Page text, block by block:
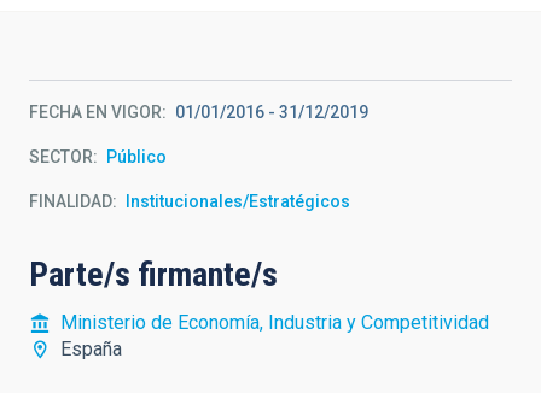
FECHA EN VIGOR 01/01/2016 - 31/12/2019
SECTOR Público
FINALIDAD Institucionales/Estratégicos
Parte/s firmante/s
Ministerio de Economía, Industria y Competitividad
España